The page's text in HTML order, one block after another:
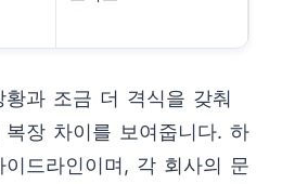
과 조금 더 격식을 갖춰
장 차이를 보여줍니다. 하
드라인이며, 각 회사의 문